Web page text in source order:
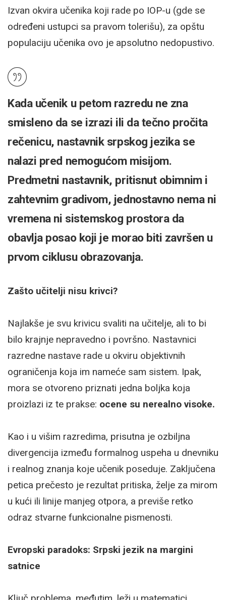
Izvan okvira učenika koji rade po IOP-u (gde se
određeni ustupci sa pravom tolerišu), za opštu
populaciju učenika ovo je apsolutno nedopustivo.
Kada učenik u petom razredu ne zna
smisleno da se izrazi ili da tečno pročita
rečenicu, nastavnik srpskog jezika se
nalazi pred nemogućom misijom.
Predmetni nastavnik, pritisnut obimnim i
zahtevnim gradivom, jednostavno nema ni
vremena ni sistemskog prostora da
obavlja posao koji je morao biti završen u
prvom ciklusu obrazovanja.
Zašto učitelji nisu krivci?
Najlakše je svu krivicu svaliti na učitelje, ali to bi
bilo krajnje nepravedno i površno. Nastavnici
razredne nastave rade u okviru objektivnih
ograničenja koja im nameće sam sistem. Ipak,
mora se otvoreno priznati jedna boljka koja
proizlazi iz te prakse: ocene su nerealno visoke.
Kao i u višim razredima, prisutna je ozbiljna
divergencija između formalnog uspeha u dnevniku
i realnog znanja koje učenik poseduje. Zaključena
petica prečesto je rezultat pritiska, želje za mirom
u kući ili linije manjeg otpora, a previše retko
odraz stvarne funkcionalne pismenosti.
Evropski paradoks: Srpski jezik na margini
satnice